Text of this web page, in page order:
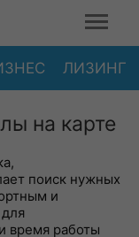
ЛИЗИНГ
на карте
поиск нужных
и
время работы